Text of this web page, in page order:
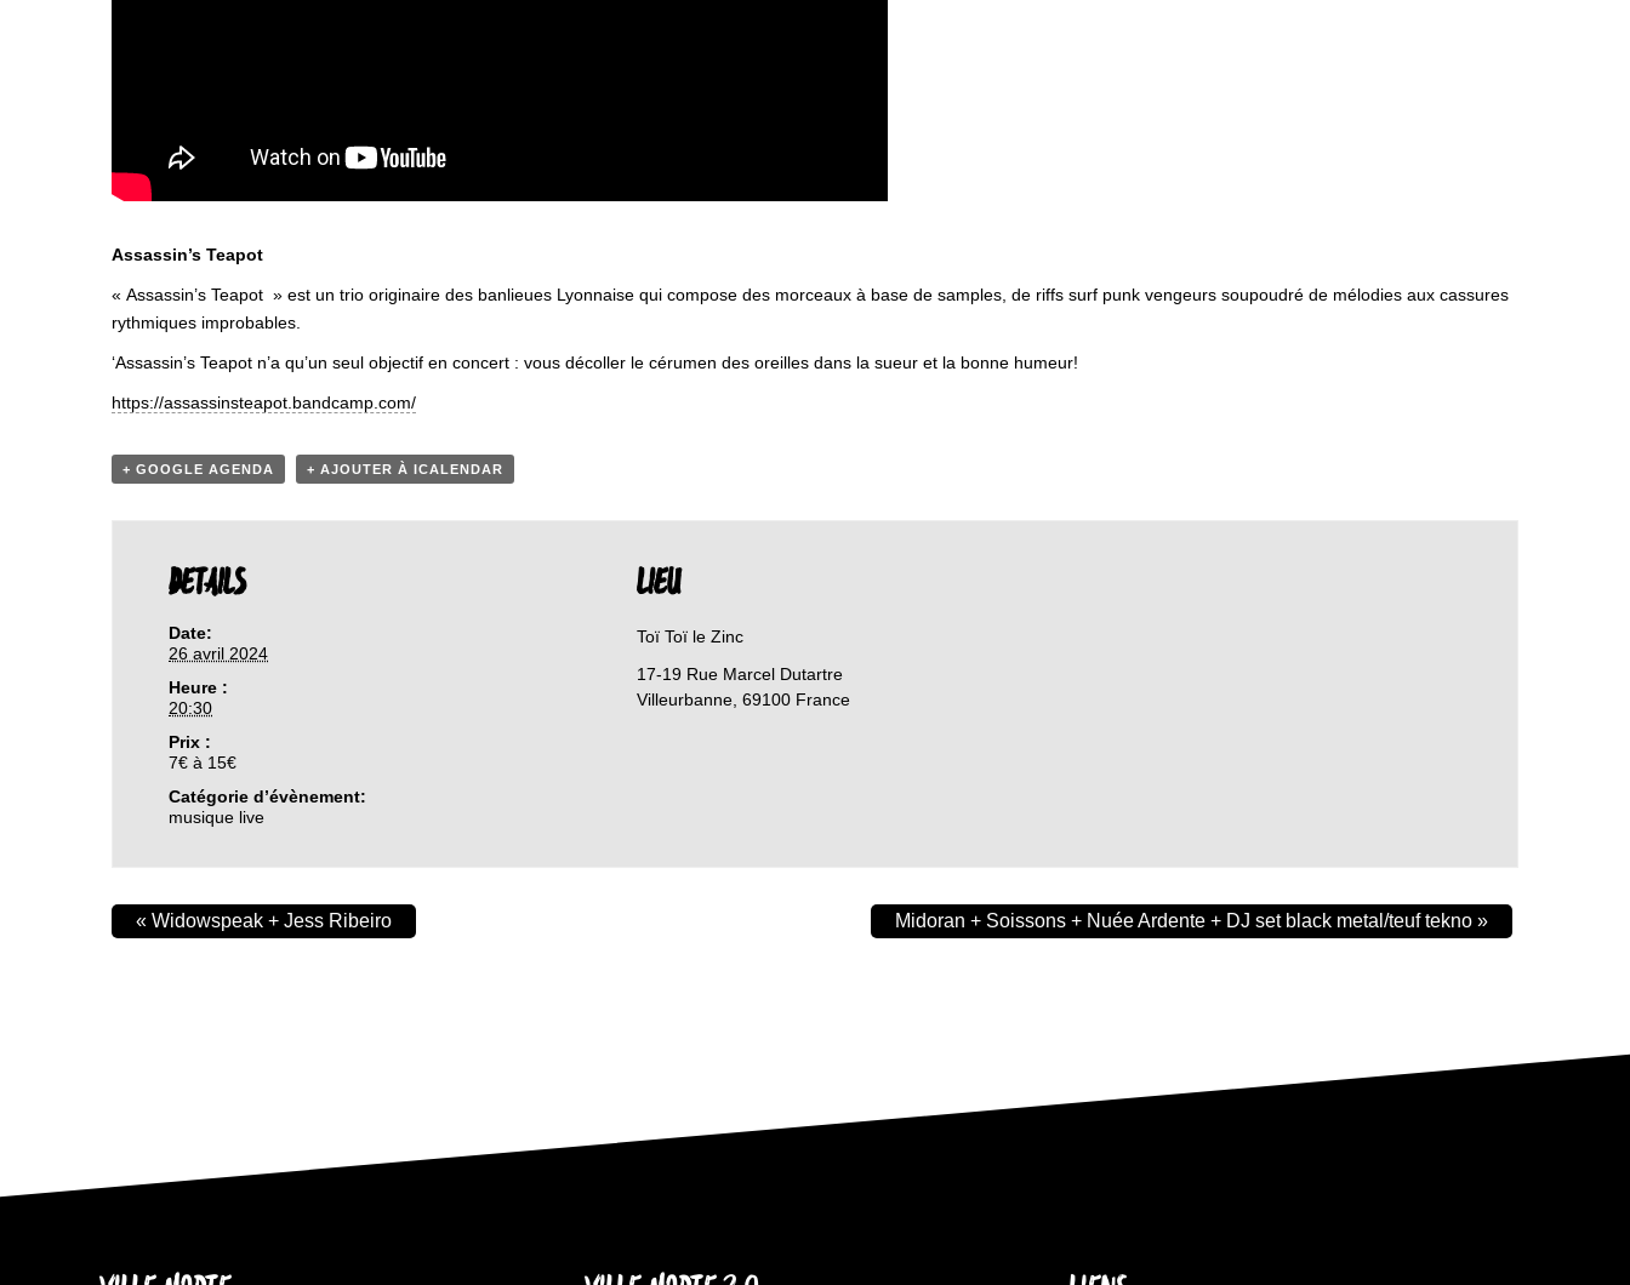
Assassin’s Teapot
« Assassin’s Teapot » est un trio originaire des banlieues Lyonnaise qui compose des morceaux à base de samples, de riffs surf punk vengeurs soupoudré de mélodies aux cassures
rythmiques improbables.
‘Assassin’s Teapot n’a qu’un seul objectif en concert : vous décoller le cérumen des oreilles dans la sueur et la bonne humeur!
https://assassinsteapot.bandcamp.com/
+ GOOGLE AGENDA + AJOUTER À ICALENDAR
DETAILS
Date:
26 avril 2024
Heure :
20:30
Prix :
7€ à 15€
Catégorie d’évènement:
musique live
LIEU
Toï Toï le Zinc
17-19 Rue Marcel Dutartre
Villeurbanne 69100 France
« Widowspeak + Jess Ribeiro Midoran + Soissons + Nuée Ardente + DJ set black metal/teuf tekno »